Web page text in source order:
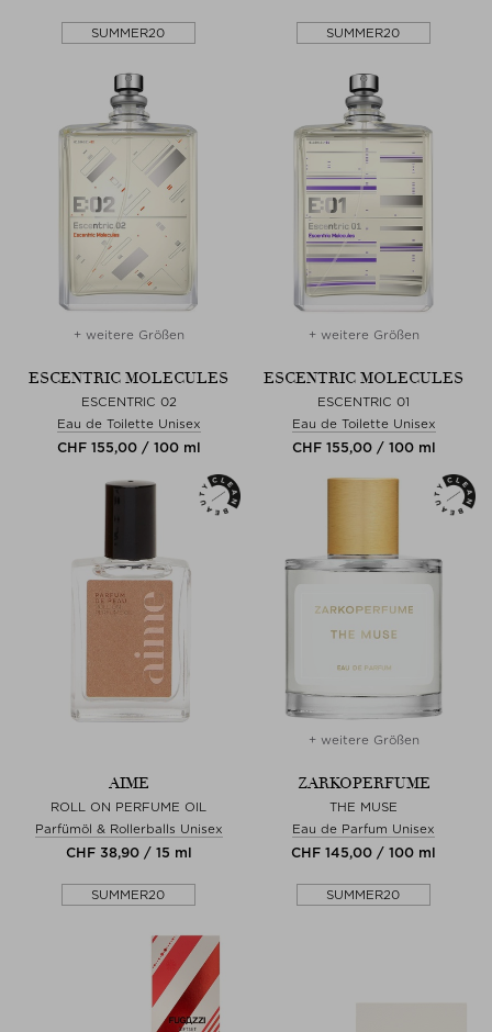
SUMMER20 SUMMER20
+ weitere Größen
ESCENTRIC MOLECULES
ESCENTRIC 02
Eau de Toilette Unisex
CHF 155,00 / 100 ml
+ weitere Größen
ESCENTRIC MOLECULES
ESCENTRIC 01
Eau de Toilette Unisex
CHF 155,00 / 100 ml
AIME
ROLL ON PERFUME OIL
Parfümöl & Rollerballs Unisex
CHF 38,90 / 15 ml
SUMMER20
+ weitere Größen
ZARKOPERFUME
THE MUSE
Eau de Parfum Unisex
CHF 145,00 / 100 ml
SUMMER20